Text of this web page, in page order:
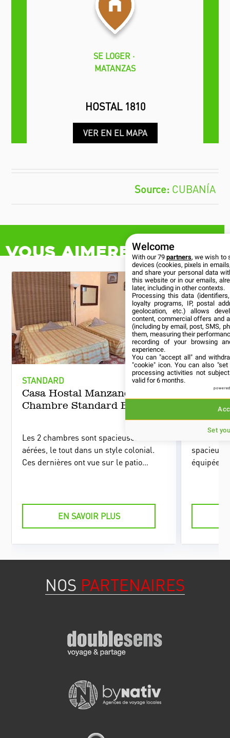
HOSTAL 1810
SE LOGER
MATANZAS
VER EN EL MAPA
CUBANÍA
Vous aimerez aussi
STANDARD
Casa Hostal Manzaneda /
Chambre Standard Basique
Les 2 chambres sont spacieuses et
aérées, le tout dans un style colonial.
Ces dernières ont vue sur le patio
EN SAVOIR PLUS
Hôtel
Les
équipées.
NOS PARTENAIRES
Welcome
With our 79partners, we wish to
devices (cookies, pixels in
and share your personal data
this website or in our emails,
later, including in other contexts.
Processing this data
loyalty programs, IP, postal
geolocation, etc.) allows
content, commercial offers and
(including by email, post, SMS,
them, measuring their
recording of your browsing
experience.
You can "accept all" and
"cookie" icon. You can also
processing activities not
valid for 6 months.
Set